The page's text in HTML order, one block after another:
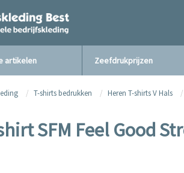
artikelen Zeefdrukprijzen
T-shirts bedrukken Heren T-shirts V Hals
SFM Feel Good